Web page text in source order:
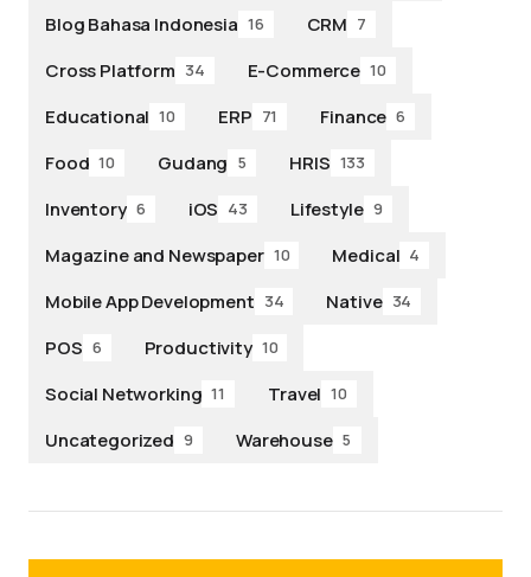
Blog Bahasa Indonesia 16 CRM 7
Cross Platform 34 E-Commerce 10
Educational 10 ERP 71 Finance 6
Food 10 Gudang 5 HRIS 133
Inventory 6 iOS 43 Lifestyle 9
Magazine and Newspaper 10 Medical 4
Mobile App Development 34 Native 34
POS 6 Productivity 10
Social Networking 11 Travel 10
Uncategorized 9 Warehouse 5